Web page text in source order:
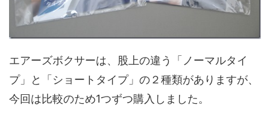
エアーズボクサーは、股上の違う「ノーマルタイ
プ」と「ショートタイプ」の２種類がありますが、
今回は比較のため1つずつ購入しました。